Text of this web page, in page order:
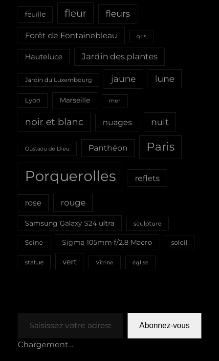
feuille fleur fleurs
Forêt de Fontainebleau gris
Hauteluce Jardin des plantes
Jardin du Luxembourg jaune lune
Lyon Marseille mer
noir et blanc nuages nuit
Oustaou de Dieu Panthéon Paris
Porquerolles reflets
rose rouge
Samsung Galaxy S24 ultra sculpture
Seine Sigma 105mm f/2.8 Macro soleil
statue vert Vitrine église
Abonnez-vous
Chargement…